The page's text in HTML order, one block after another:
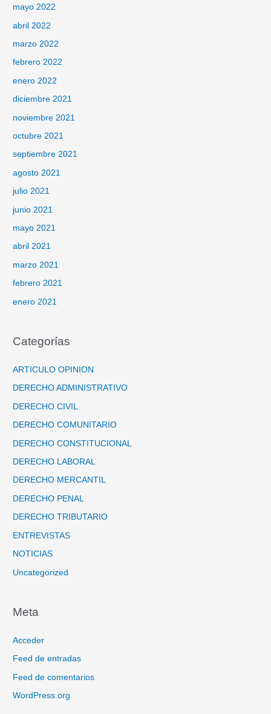
mayo 2022
abril 2022
marzo 2022
febrero 2022
enero 2022
diciembre 2021
noviembre 2021
octubre 2021
septiembre 2021
agosto 2021
julio 2021
junio 2021
mayo 2021
abril 2021
marzo 2021
febrero 2021
enero 2021
Categorías
ARTICULO OPINION
DERECHO ADMINISTRATIVO
DERECHO CIVIL
DERECHO COMUNITARIO
DERECHO CONSTITUCIONAL
DERECHO LABORAL
DERECHO MERCANTIL
DERECHO PENAL
DERECHO TRIBUTARIO
ENTREVISTAS
NOTICIAS
Uncategorized
Meta
Acceder
Feed de entradas
Feed de comentarios
WordPress.org